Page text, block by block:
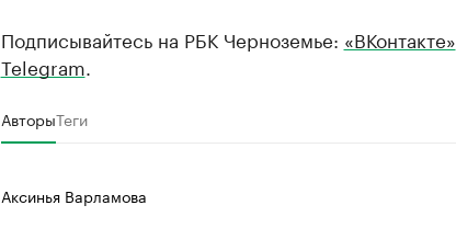
Подписывайтесь на РБК Черноземье: «ВКонтакте»
Telegram
АвторыТеги
Аксинья Варламова